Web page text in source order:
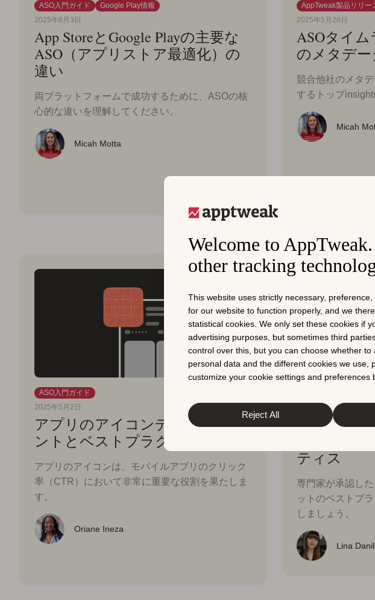
Welcome to
other tracking
This website uses strictly necessary,
for our website to function properly, and we
statistical cookies. We only set these cookies if
advertising purposes, but sometimes third
control over this, but you can choose whether
personal data and the different cookies we use,
customize your cookie settings and preferences
Reject All
ASO入門ガイド
Google Play情報
2025年6月3日
App StoreとGoogle Playの主要な
ASO（アプリストア最適化）の
違い
両プラットフォームで成功するために、ASOの核
心的な違いを理解してください。
Micah Motta
AppTweak製品リリー
2025年5月28日
ASOタイ
のメタデ
競合他社のメタ
するトップ
Micah
ASO入門ガイド
2025年5月2日
アプリのアイコンデザインのヒ
ントとベストプラクティス
アプリのアイコンは、モバイルアプリのクリック
率（CTR）において非常に重要な役割を果たしま
す。
Oriane Ineza
2025年4月9日
アプリの
ティス
専門家が承認し
ットのベストプ
しましょう。
Lina